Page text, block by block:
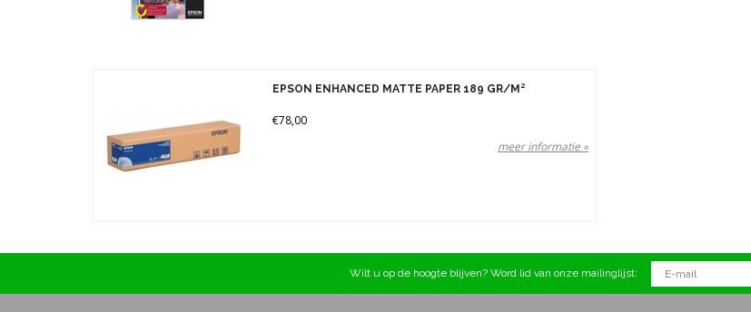
EPSON ENHANCED MATTE PAPER 189 GR/M²
€78,00
meer informatie »
Wilt u op de hoogte blijven? Word lid van onze mailinglijst: